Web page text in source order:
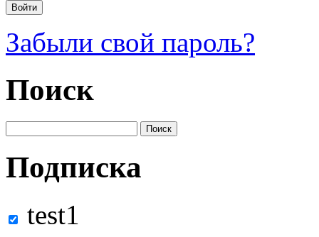
Забыли свой пароль?
Поиск
Подписка
test1